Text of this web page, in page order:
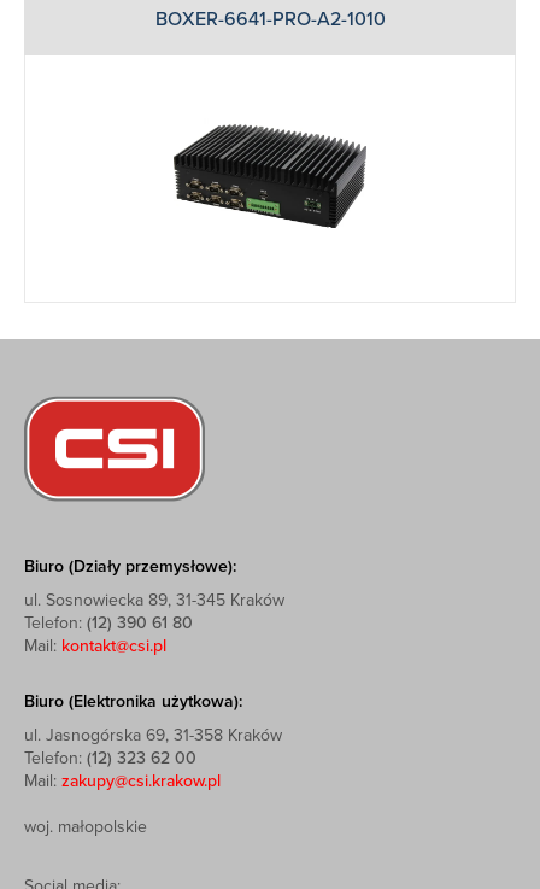
BOXER-6641-PRO-A2-1010
Biuro (Działy przemysłowe):
ul. Sosnowiecka 89, 31-345 Kraków
Telefon: (12) 390 61 80
Mail: kontakt@csi.pl
Biuro (Elektronika użytkowa):
ul. Jasnogórska 69, 31-358 Kraków
Telefon: (12) 323 62 00
Mail: zakupy@csi.krakow.pl
woj. małopolskie